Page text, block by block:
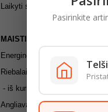
Laikyti sausose, švariose,
MAISTINGUMO VERTĖ (100G)
Energinė vertė 1444/345kcal
Riebalai 2,8g
- iš kurių sočiųjų riebalų rūgščių
Angliavandeniai 63g
Pasirinkite